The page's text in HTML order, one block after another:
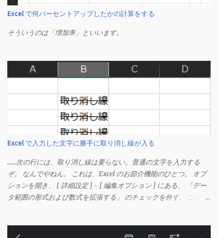
Excel で何パーセントアップしたかの計算をする
そういうのは「増加率」といいます。
Excel で入力した文字に勝手に取り消し線が入る
……次の行には、取り消し線は要らない。普通の文字を入力する
ぞ。 なんでやねん。 これは、Excel のお節介機能のひとつ。 オプ
ションを開き、 [ 詳細設定 ] - [ 編集オプション ] にある、 「デー
タ範囲の形式および数式を拡張する」 のチェックを外す。 この機
うです。 このオプションを解除して、他のセル（取り消し線の書